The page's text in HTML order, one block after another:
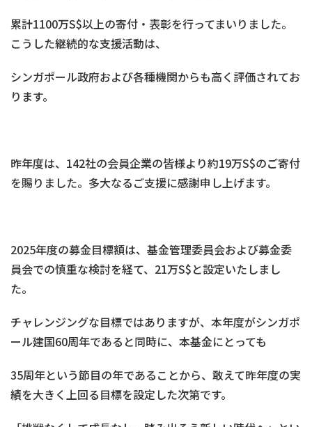
累計1100万S$以上の寄付・表彰を行ってまいりました。
こうした継続的な支援活動は、
シンガポール政府および各種機関からも高く評価されてお
ります。
昨年度は、142社の会員企業の皆様より約19万S$のご寄付
を賜りました。多大なるご支援に感謝申し上げます。
2025年度の募金目標額は、基金管理委員会および募金委
員会での慎重な検討を経て、21万S$と設定いたしまし
た。
チャレンジングな目標ではありますが、本年度がシンガポ
ール建国60周年であると同時に、本基金にとっても
35周年という節目の年であることから、敢えて昨年度の実
績を大きく上回る目標を設定した次第です。